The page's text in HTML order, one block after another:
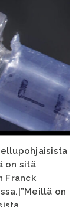
on sitä
Franck
on